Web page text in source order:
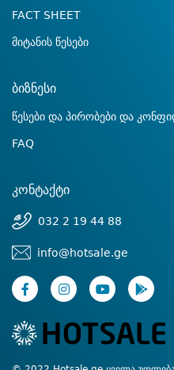
FACT SHEET
მიტანის წესები
ბიზნესი
წესები და პირობები და
FAQ
კონტაქტი
032 2 19 44 88
info@hotsale.ge